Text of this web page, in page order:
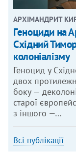
АРХІМАНДРИТ
Геноциди на
Східний
колоніалізму
Геноцид у
двох
боку —
старої
з іншого —…
Всі публікації